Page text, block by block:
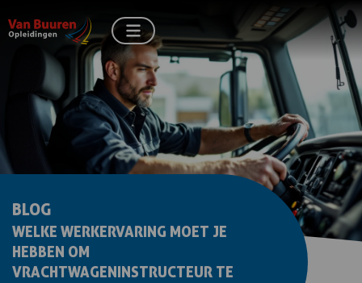
BLOG
WELKE WERKERVARING MOET JE
HEBBEN OM
VRACHTWAGENINSTRUCTEUR TE